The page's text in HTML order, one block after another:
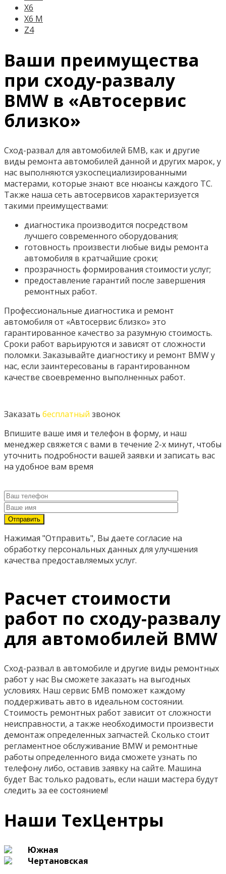
X6
X6 M
Z4
Ваши преимущества
при сходу-развалу
BMW в «Автосервис
близко»
Сход-развал для автомобилей БМВ, как и другие
виды ремонта автомобилей данной и других марок, у
нас выполняются узкоспециализированными
мастерами, которые знают все нюансы каждого ТС.
Также наша сеть автосервисов характеризуется
такими преимуществами:
диагностика производится посредством
лучшего современного оборудования;
готовность произвести любые виды ремонта
автомобиля в кратчайшие сроки;
прозрачность формирования стоимости услуг;
предоставление гарантий после завершения
ремонтных работ.
Профессиональные диагностика и ремонт
автомобиля от «Автосервис близко» это
гарантированное качество за разумную стоимость.
Сроки работ варьируются и зависят от сложности
поломки. Заказывайте диагностику и ремонт BMW у
нас, если заинтересованы в гарантированном
качестве своевременно выполненных работ.
Заказать бесплатный звонок
Впишите ваше имя и телефон в форму, и наш
менеджер свяжется с вами в течение 2-х минут, чтобы
уточнить подробности вашей заявки и записать вас
на удобное вам время
Нажимая "Отправить", Вы даете согласие на
обработку персональных данных для улучшения
качества предоставляемых услуг.
Расчет стоимости
работ по сходу-развалу
для автомобилей BMW
Сход-развал в автомобиле и другие виды ремонтных
работ у нас Вы сможете заказать на выгодных
условиях. Наш сервис БМВ поможет каждому
поддерживать авто в идеальном состоянии.
Стоимость ремонтных работ зависит от сложности
неисправности, а также необходимости произвести
демонтаж определенных запчастей. Сколько стоит
регламентное обслуживание BMW и ремонтные
работы определенного вида сможете узнать по
телефону либо, оставив заявку на сайте. Машина
будет Вас только радовать, если наши мастера будут
следить за ее состоянием!
Наши ТехЦентры
Южная
Чертановская